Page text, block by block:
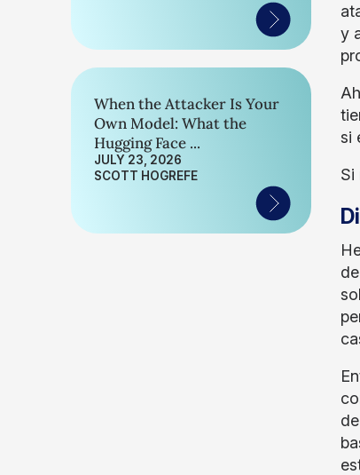
When the Attacker Is Your
Own Model: What the
Hugging Face ...
JULY 23, 2026
SCOTT HOGREFE
y
si
Si